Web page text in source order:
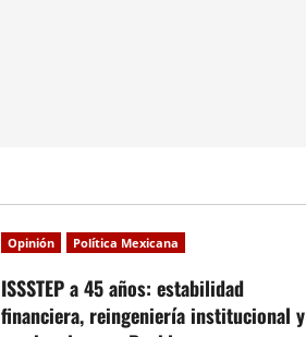
Opinión Política Mexicana
ISSSTEP a 45 años: estabilidad
financiera, reingeniería institucional y